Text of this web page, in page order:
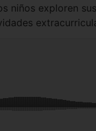
exploren